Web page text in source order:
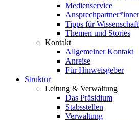
Medienservice
Tipps für
Themen und Stories
Kontakt
Allgemeiner Kontakt
Anreise
Für Hinweisgeber
Struktur
Leitung & Verwaltung
Das Präsidium
Stabsstellen
Verwaltung